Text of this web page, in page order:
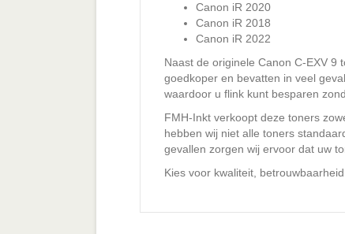
Canon iR 2020
Canon iR 2018
Canon iR 2022
Naast de originele Canon C-EXV 9
goedkoper en bevatten in veel
waardoor u flink kunt besparen
FMH-Inkt verkoopt deze toners
hebben wij niet alle toners
gevallen zorgen wij ervoor dat uw
Kies voor kwaliteit,